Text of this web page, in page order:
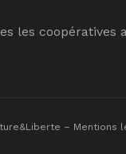
les coopératives
– Mentions